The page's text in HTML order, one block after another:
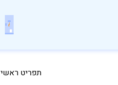
תפריט ראשי